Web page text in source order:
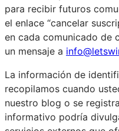
para recibir futuros
el enlace “cancelar
en cada comunicado de
un mensaje a
La información de
recopilamos cuando
nuestro blog o se
informativo podría